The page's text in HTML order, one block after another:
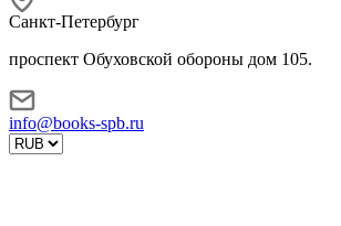
Санкт-Петербург
проспект Обуховской обороны дом 105.
info@books-spb.ru